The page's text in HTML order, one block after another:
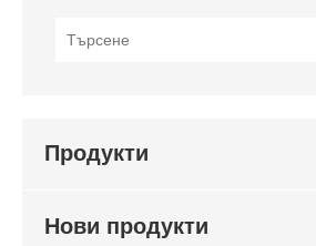
Продукти
Нови продукти